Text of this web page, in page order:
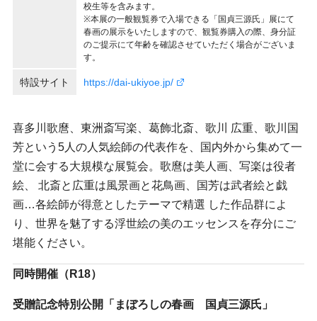
校生等を含みます。
※本展の一般観覧券で入場できる「国貞三源氏」展にて
春画の展示をいたしますので、観覧券購入の際、身分証
のご提示にて年齢を確認させていただく場合がございま
す。
特設サイト https://dai-ukiyoe.jp/
喜多川歌麿、東洲斎写楽、葛飾北斎、歌川 広重、歌川国
芳という5人の人気絵師の代表作を、国内外から集めて一
堂に会する大規模な展覧会。歌麿は美人画、写楽は役者
絵、 北斎と広重は風景画と花鳥画、国芳は武者絵と戯
画…各絵師が得意としたテーマで精選 した作品群によ
り、世界を魅了する浮世絵の美のエッセンスを存分にご
堪能ください。
同時開催（ R18）
受贈記念特別公開「まぼろしの春画 国貞三源氏」